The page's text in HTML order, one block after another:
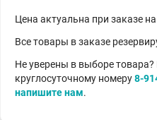
Цена актуальна при заказе на
Все товары в заказе
Не уверены в выборе товара?
круглосуточному номеру8-
напишите нам.